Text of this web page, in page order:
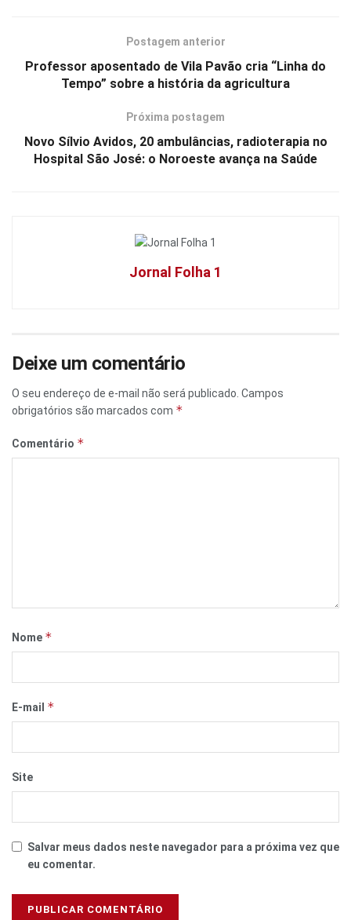
Postagem anterior
Professor aposentado de Vila Pavão cria “Linha do
Tempo” sobre a história da agricultura
Próxima postagem
Novo Sílvio Avidos, 20 ambulâncias, radioterapia no
Hospital São José: o Noroeste avança na Saúde
Jornal Folha 1
Deixe um comentário
O seu endereço de e-mail não será publicado. Campos
obrigatórios são marcados com *
Comentário *
Nome *
E-mail *
Site
Salvar meus dados neste navegador para a próxima vez que
eu comentar.